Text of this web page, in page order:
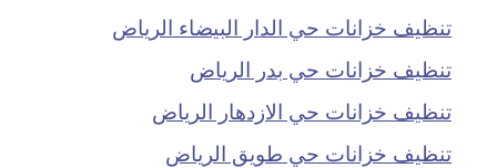
تنظيف خزانات حي الدار البيضاء الرياض
تنظيف خزانات حي بدر الرياض
تنظيف خزانات حي الازدهار الرياض
تنظيف خزانات حي طويق الرياض